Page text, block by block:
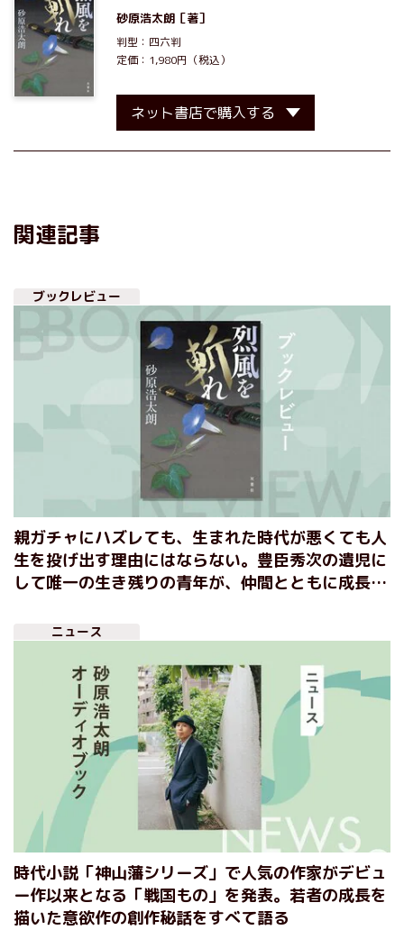
砂原浩太朗 ［著］
判型：四六判
定価：1,980円（税込）
ネット書店で購入する
関連記事
ブックレビュー
親ガチャにハズレても、生まれた時代が悪くても人
生を投げ出す理由にはならない。豊臣秀次の遺児に
して唯一の生き残りの青年が、仲間とともに成長す
ニュース
時代小説「神山藩シリーズ」で人気の作家がデビュ
ー作以来となる「戦国もの」を発表。若者の成長を
描いた意欲作の創作秘話をすべて語る